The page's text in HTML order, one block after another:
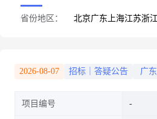
省份地区： 北京广东 上海江苏浙江
2026-08-07 招标｜答疑公告 广
项目编号